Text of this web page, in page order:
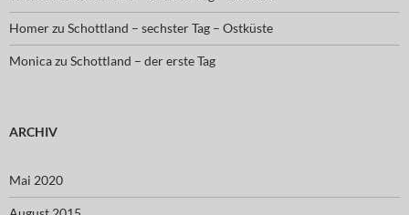
Homerzu Schottland – sechster Tag – Ostküste
Monicazu Schottland – der erste Tag
ARCHIV
Mai 2020